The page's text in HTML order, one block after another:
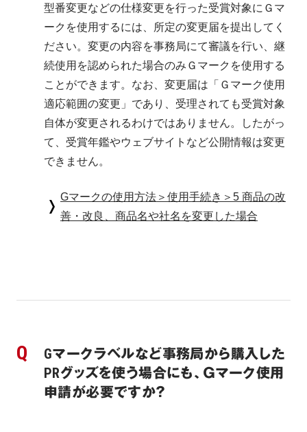
型番変更などの仕様変更を行った受賞対象にＧマ
ークを使用するには、所定の変更届を提出してく
ださい。変更の内容を事務局にて審議を行い、継
続使用を認められた場合のみＧマークを使用する
ことができます。なお、変更届は「Ｇマーク使用
適応範囲の変更」であり、受理されても受賞対象
自体が変更されるわけではありません。したがっ
て、受賞年鑑やウェブサイトなど公開情報は変更
できません。
Gマークの使用方法＞使用手続き＞5 商品の改
善・改良、商品名や社名を変更した場合
Gマークラベルなど事務局から購入した
PRグッズを使う場合にも、Ｇマーク使用
申請が必要ですか？